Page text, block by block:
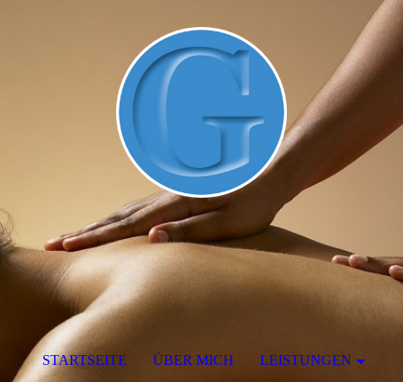
STARTSEITE ÜBER MICH LEISTUNGEN